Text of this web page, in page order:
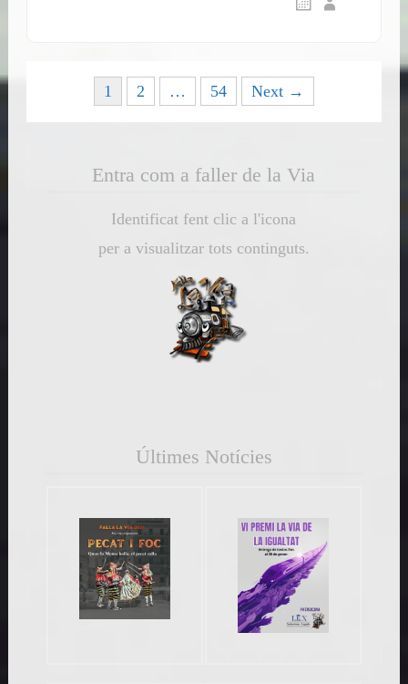
Posts1 2 … 54 Next →
Entra com a faller de la Via
Identificat fent clic a l'icona
per a visualitzar tots continguts.
Últimes Notícies